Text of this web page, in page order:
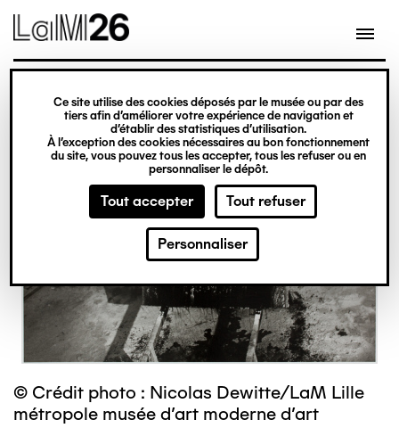
Gestion des cookies
Ce site utilise des cookies déposés par le musée ou par des
tiers afin d’améliorer votre expérience de navigation et
d’établir des statistiques d’utilisation.
À l’exception des cookies nécessaires au bon fonctionnement
du site, vous pouvez tous les accepter, tous les refuser ou en
personnaliser le dépôt.
Tout accepter Tout refuser
Personnaliser
contenu
© Crédit photo : Nicolas Dewitte/LaM Lille
métropole musée d’art moderne d’art